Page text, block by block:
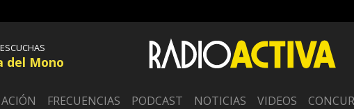
del Mono
FRECUENCIAS PODCAST NOTICIAS VIDEOS